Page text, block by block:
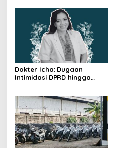
Dokter Icha: Dugaan
Intimidasi DPRD hingga
Perkembangannya